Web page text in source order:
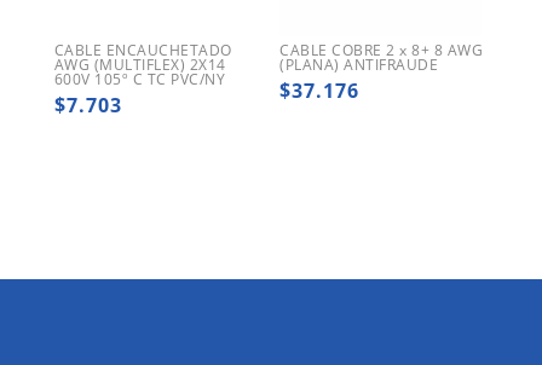
CABLE ENCAUCHETADO
AWG (MULTIFLEX) 2X14
600V 105º C TC PVC/NY
$7.703
CABLE COBRE 2 x 8+ 8 AWG
(PLANA) ANTIFRAUDE
$37.176